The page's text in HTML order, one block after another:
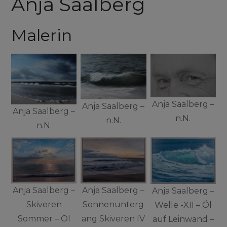
Malerin
Anja Saalberg –
n.N.
Anja Saalberg –
n.N.
Anja Saalberg –
n.N.
Anja Saalberg –
Skiveren
Sommer – Öl
Anja Saalberg –
Sonnenunterg
ang Skiveren IV
Anja Saalberg –
Welle -XII – Öl
auf Leinwand –